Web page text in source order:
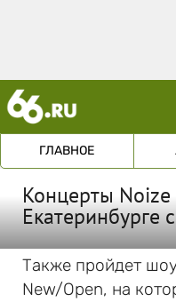
ГЛАВНОЕ
Концерты Noize
Екатеринбурге
Также пройдет
New/Open, на